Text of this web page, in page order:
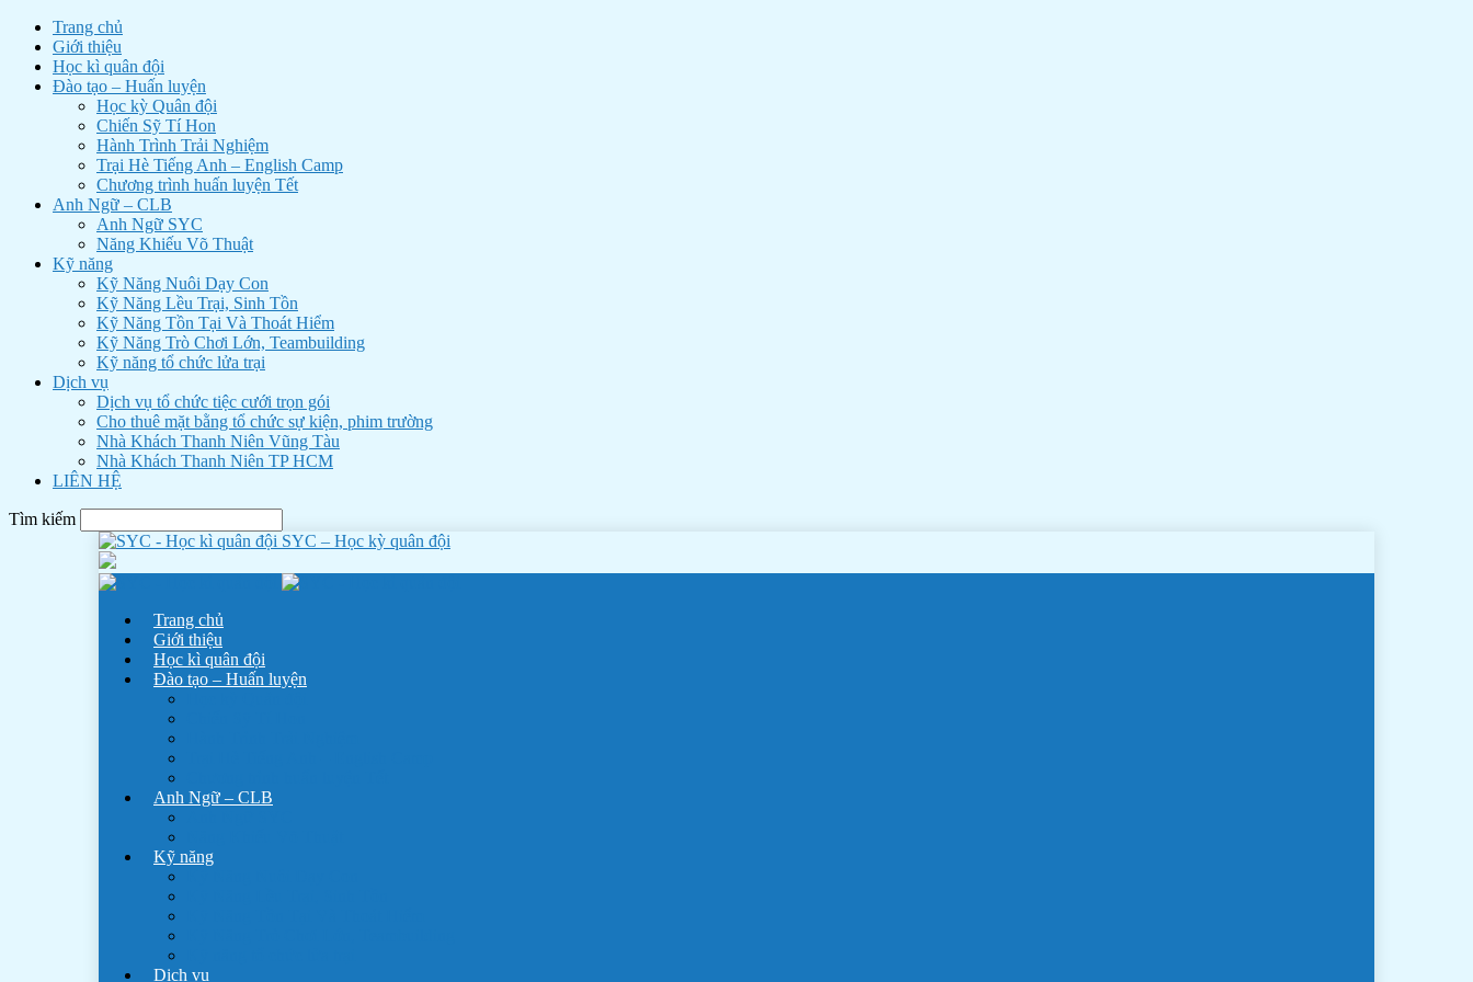
Trang chủ
Giới thiệu
Học kì quân đội
Đào tạo – Huấn luyện
Học kỳ Quân đội
Chiến Sỹ Tí Hon
Hành Trình Trải Nghiệm
Trại Hè Tiếng Anh – English Camp
Chương trình huấn luyện Tết
Anh Ngữ – CLB
Anh Ngữ SYC
Năng Khiếu Võ Thuật
Kỹ năng
Kỹ Năng Nuôi Dạy Con
Kỹ Năng Lều Trại, Sinh Tồn
Kỹ Năng Tồn Tại Và Thoát Hiểm
Kỹ Năng Trò Chơi Lớn, Teambuilding
Kỹ năng tổ chức lửa trại
Dịch vụ
Dịch vụ tổ chức tiệc cưới trọn gói
Cho thuê mặt bằng tổ chức sự kiện, phim trường
Nhà Khách Thanh Niên Vũng Tàu
Nhà Khách Thanh Niên TP HCM
LIÊN HỆ
Tìm kiếm
SYC – Học kỳ quân đội
Trang chủ
Giới thiệu
Học kì quân đội
Đào tạo – Huấn luyện
Anh Ngữ – CLB
Kỹ năng
Dịch vụ